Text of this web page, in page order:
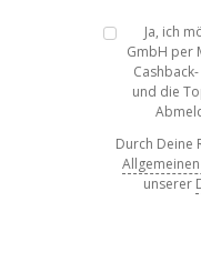
Ja, ich
GmbH per
und die
Durch Deine
unserer